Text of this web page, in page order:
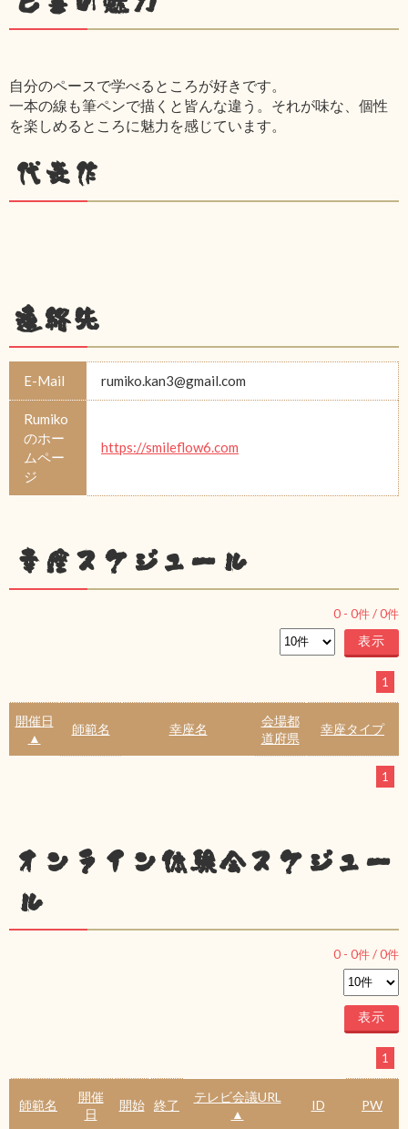
自分のペースで学べるところが好きです。
一本の線も筆ペンで描くと皆んな違う。それが味な、個性
を楽しめるところに魅力を感じています。
代表作
連絡先
E-Mail rumiko.kan3@gmail.com
Rumiko
のホー
ムペー
ジ
https://smileflow6.com
幸座スケジュール
0 - 0件 /0件
1
開催日
▲
師範名 幸座名
会場都
道府県
幸座タイプ
1
オンライン体験会スケジュー
ル
0 - 0件 /0件
1
師範名
開催
日
開始 終了
テレビ会議URL
▲
ID PW